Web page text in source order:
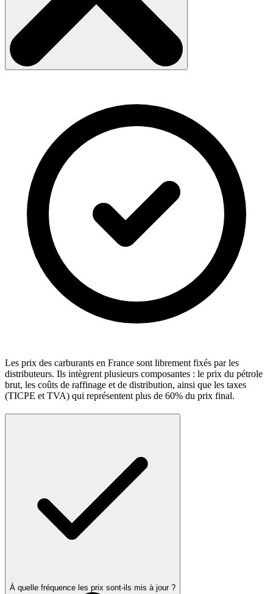
Les prix des carburants en France sont librement fixés par les
distributeurs. Ils intègrent plusieurs composantes : le prix du pétrole
brut, les coûts de raffinage et de distribution, ainsi que les taxes
(TICPE et TVA) qui représentent plus de 60% du prix final.
À quelle fréquence les prix sont-ils mis à jour ?